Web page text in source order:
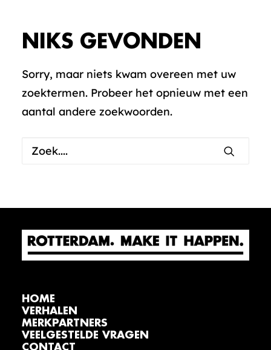
NIKS GEVONDEN
Sorry, maar niets kwam overeen met uw
zoektermen. Probeer het opnieuw met een
aantal andere zoekwoorden.
HOME
VERHALEN
MERKPARTNERS
VEELGESTELDE VRAGEN
CONTACT